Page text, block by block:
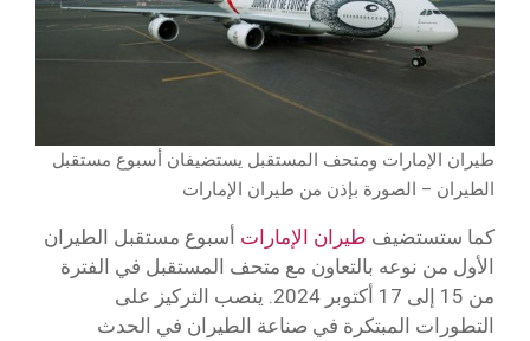
طيران الإمارات ومتحف المستقبل يستضيفان أسبوع مستقبل
الطيران – الصورة بإذن من طيران الإمارات
كما ستستضيف طيران الإمارات أسبوع مستقبل الطيران
الأول من نوعه بالتعاون مع متحف المستقبل في الفترة
من 15 إلى 17 أكتوبر 2024. ينصب التركيز على
التطورات المبتكرة في صناعة الطيران في الحدث